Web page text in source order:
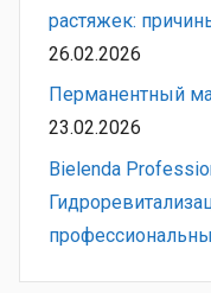
растяжек:
26.02.2026
Перманентный
23.02.2026
Bielenda